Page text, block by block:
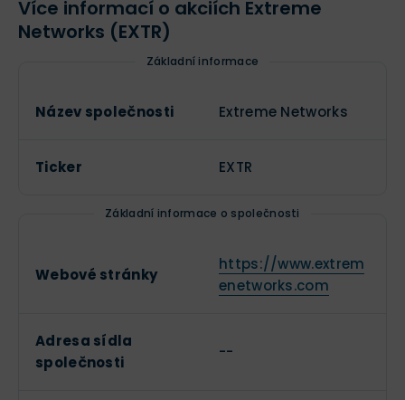
Více informací o akciích Extreme
Networks (EXTR)
Základní informace
Název společnosti Extreme Networks
Ticker EXTR
Základní informace o společnosti
Webové stránky
https://www.extrem
enetworks.com
Adresa sídla
společnosti
--